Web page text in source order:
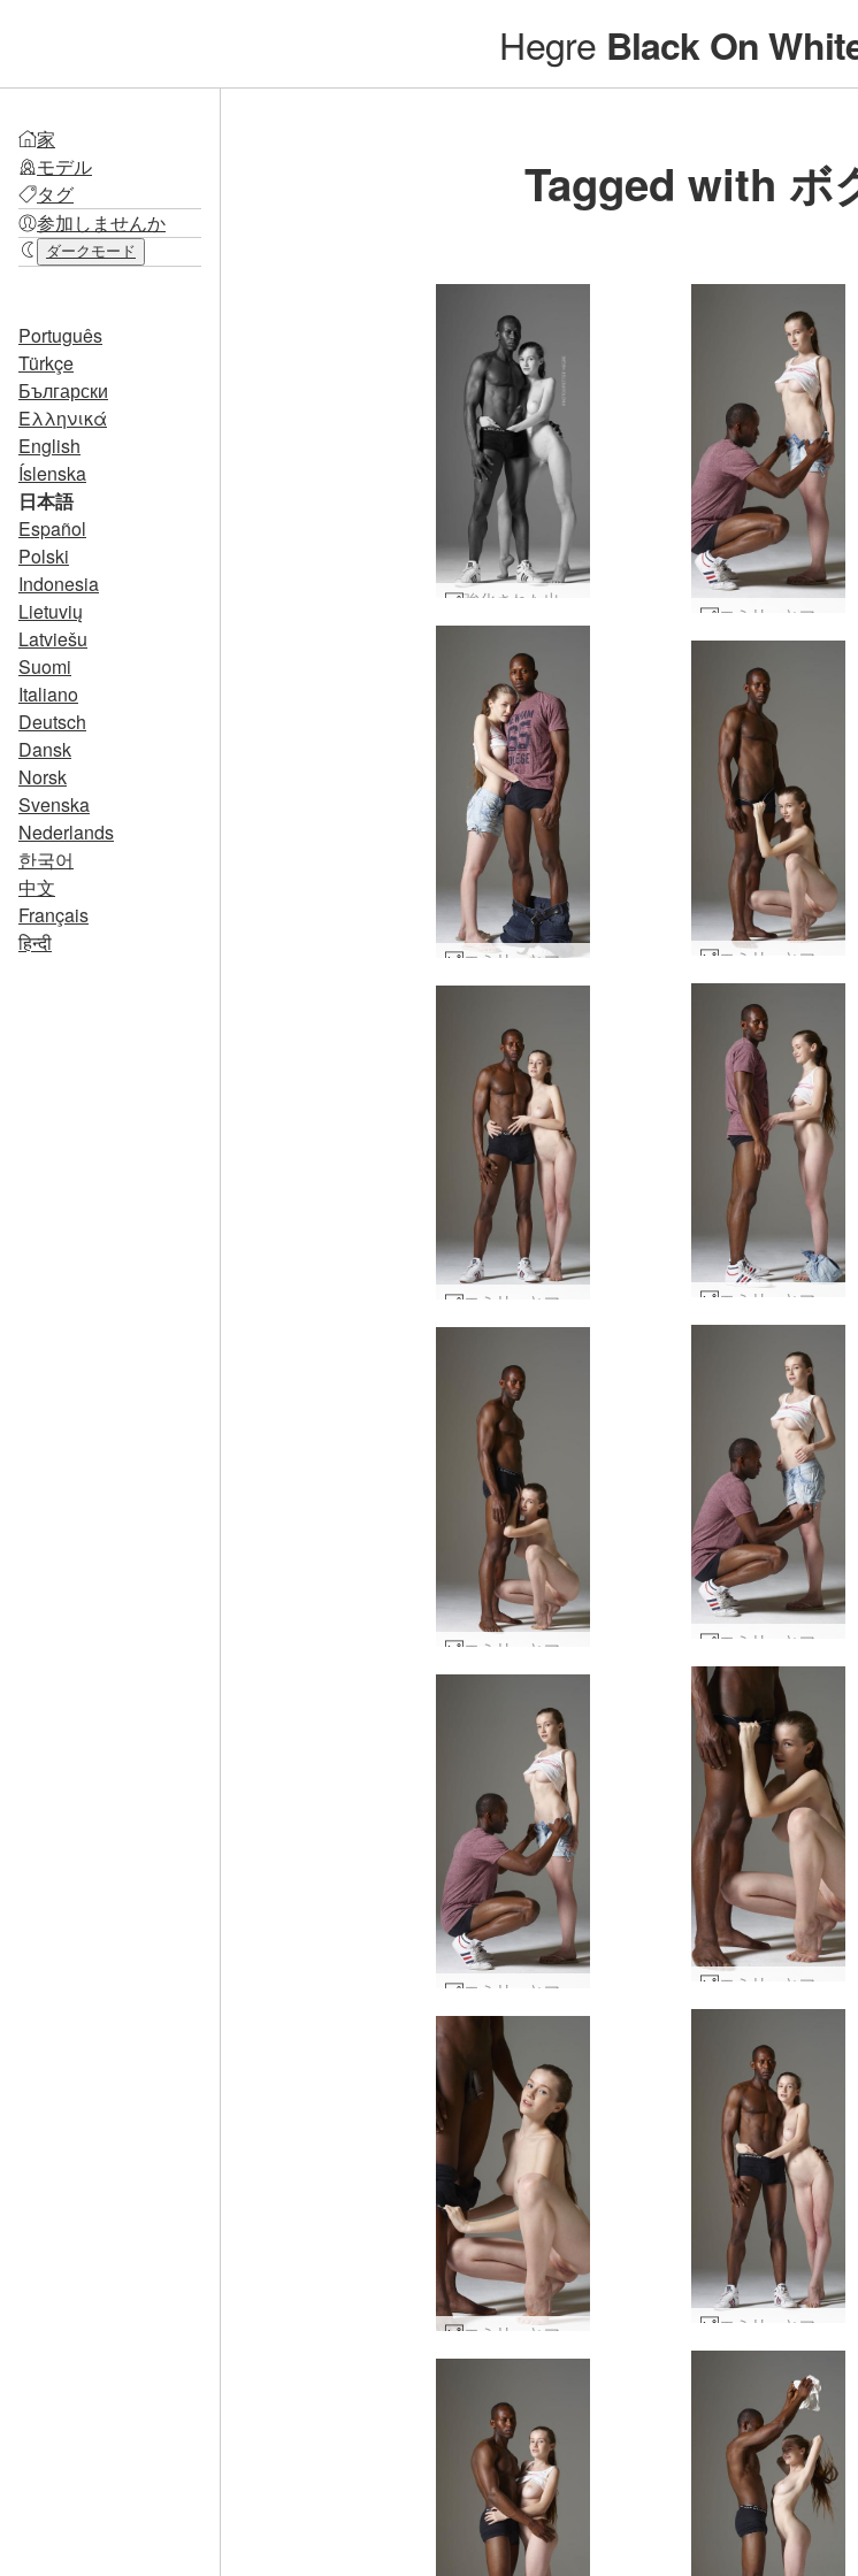
Hegre Black On
家
モデル
タグ
参加しませんか
ダークモード
Português
Türkçe
Български
Ελληνικά
English
Íslenska
日本語
Español
Polski
Indonesia
Lietuvių
Latviešu
Suomi
Italiano
Deutsch
Dansk
Norsk
Svenska
Nederlands
한국어
中文
Français
हिन्दी
Tagged with ボ
エミリーとマイクのストリートウェア #34